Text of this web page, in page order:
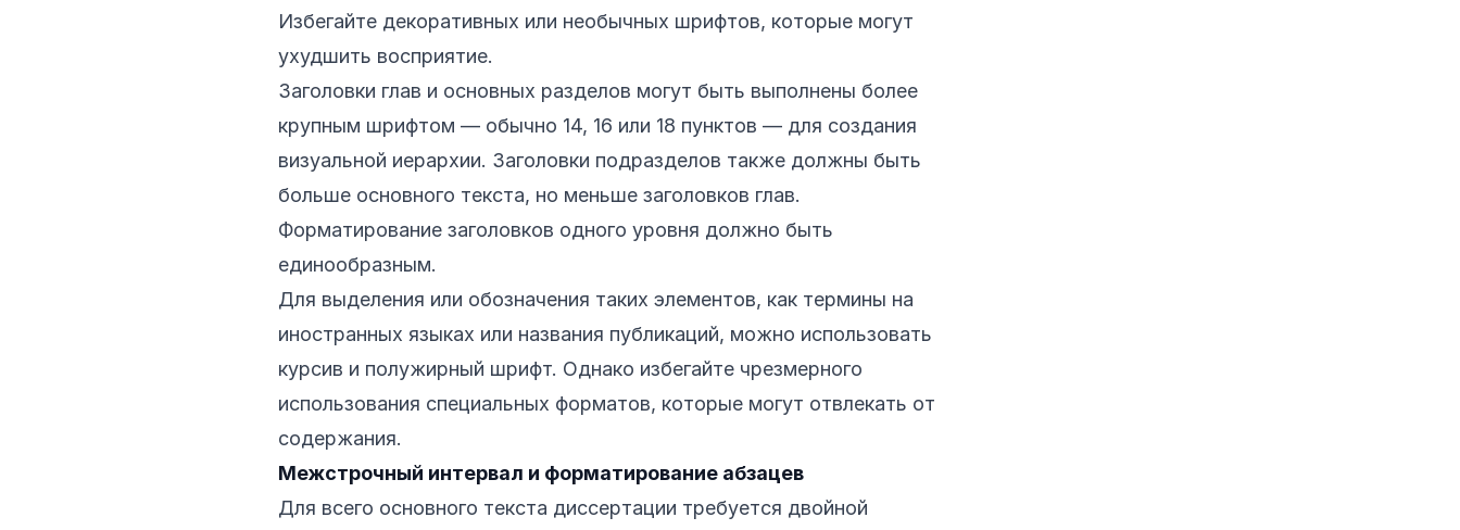
Избегайте декоративных или необычных шрифтов, которые могут
ухудшить восприятие.
Заголовки глав и основных разделов могут быть выполнены более
крупным шрифтом — обычно 14, 16 или 18 пунктов — для создания
визуальной иерархии. Заголовки подразделов также должны быть
больше основного текста, но меньше заголовков глав.
Форматирование заголовков одного уровня должно быть
единообразным.
Для выделения или обозначения таких элементов, как термины на
иностранных языках или названия публикаций, можно использовать
курсив и полужирный шрифт. Однако избегайте чрезмерного
использования специальных форматов, которые могут отвлекать от
содержания.
Межстрочный интервал и форматирование абзацев
Для всего основного текста диссертации требуется двойной